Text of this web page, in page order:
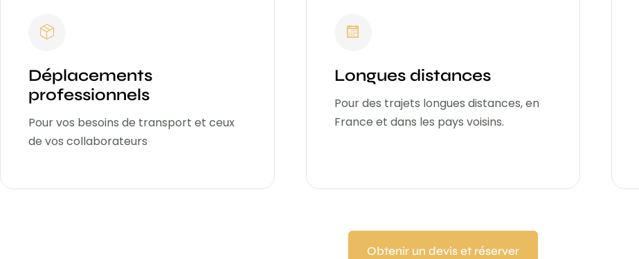
Déplacements
professionnels
Pour vos besoins de transport et ceux
de vos collaborateurs
Longues distances
Pour des trajets longues distances, en
France et dans les pays voisins.
Obtenir un devis et réserver